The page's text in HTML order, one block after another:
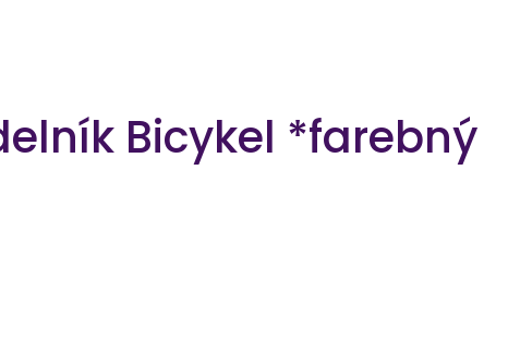
Bicykel *farebný